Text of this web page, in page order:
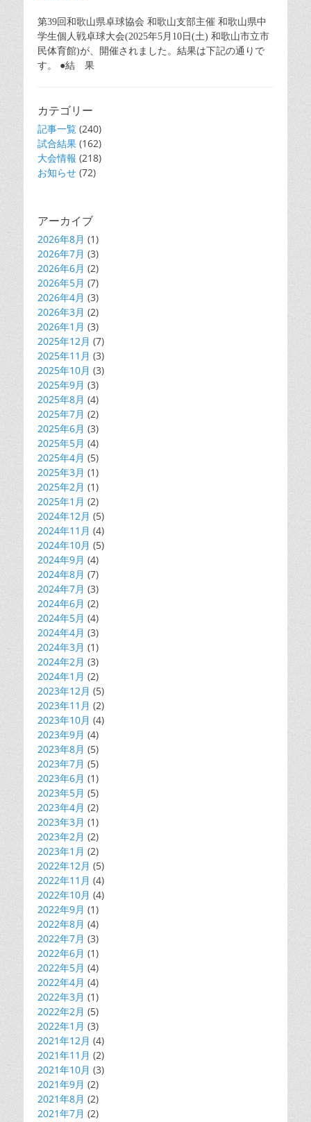
第39回和歌山県卓球協会 和歌山支部主催 和歌山県中
学生個人戦卓球大会(2025年5月10日(土) 和歌山市立市
民体育館)が、開催されました。結果は下記の通りで
す。 ●結 果
カテゴリー
記事一覧 (240)
試合結果 (162)
大会情報 (218)
お知らせ (72)
アーカイブ
2026年8月 (1)
2026年7月 (3)
2026年6月 (2)
2026年5月 (7)
2026年4月 (3)
2026年3月 (2)
2026年1月 (3)
2025年12月 (7)
2025年11月 (3)
2025年10月 (3)
2025年9月 (3)
2025年8月 (4)
2025年7月 (2)
2025年6月 (3)
2025年5月 (4)
2025年4月 (5)
2025年3月 (1)
2025年2月 (1)
2025年1月 (2)
2024年12月 (5)
2024年11月 (4)
2024年10月 (5)
2024年9月 (4)
2024年8月 (7)
2024年7月 (3)
2024年6月 (2)
2024年5月 (4)
2024年4月 (3)
2024年3月 (1)
2024年2月 (3)
2024年1月 (2)
2023年12月 (5)
2023年11月 (2)
2023年10月 (4)
2023年9月 (4)
2023年8月 (5)
2023年7月 (5)
2023年6月 (1)
2023年5月 (5)
2023年4月 (2)
2023年3月 (1)
2023年2月 (2)
2023年1月 (2)
2022年12月 (5)
2022年11月 (4)
2022年10月 (4)
2022年9月 (1)
2022年8月 (4)
2022年7月 (3)
2022年6月 (1)
2022年5月 (4)
2022年4月 (4)
2022年3月 (1)
2022年2月 (5)
2022年1月 (3)
2021年12月 (4)
2021年11月 (2)
2021年10月 (3)
2021年9月 (2)
2021年8月 (2)
2021年7月 (2)